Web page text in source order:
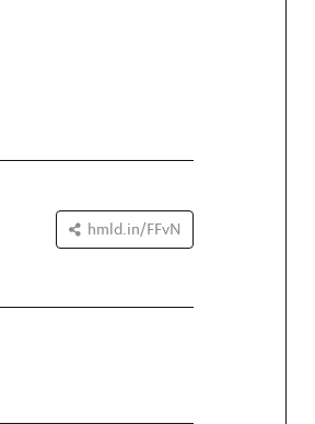
hmld.in/FFvN